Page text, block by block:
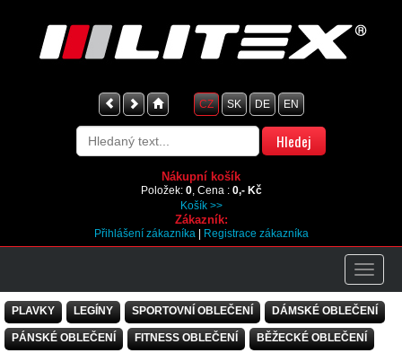
CZ SK DE EN
Nákupní košík
Položek: 0, Cena : 0,- Kč
Košík >>
Zákazník:
Přihlášení zákazníka| Registrace zákazníka
PLAVKY LEGÍNY SPORTOVNÍ OBLEČENÍ DÁMSKÉ OBLEČENÍ
PÁNSKÉ OBLEČENÍ FITNESS OBLEČENÍ BĚŽECKÉ OBLEČENÍ